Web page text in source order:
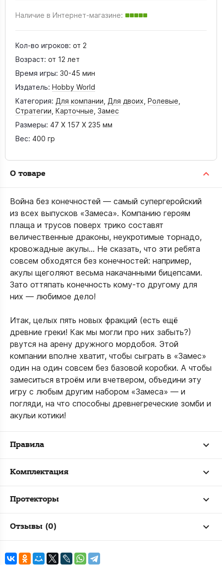
Наличие в Интернет-магазине:
Кол-во игроков: от 2
Возраст: от 12 лет
Время игры: 30-45 мин
Издатель: Hobby World
Категория: Для компании Для двоих Ролевые
Стратегии Карточные Замес
Размеры: 47 X 157 X 235 мм
Вес: 400 гр
О товаре
Война без конечностей — самый супергеройский
из всех выпусков «Замеса». Компанию героям
плаща и трусов поверх трико составят
величественные драконы, неукротимые торнадо,
кровожадные акулы… Не сказать, что эти ребята
совсем обходятся без конечностей: например,
акулы щеголяют весьма накачанными бицепсами.
Зато оттяпать конечность кому-то другому для
них — любимое дело!
Итак, целых пять новых фракций (есть ещё
древние греки! Как мы могли про них забыть?)
рвутся на арену дружного мордобоя. Этой
компании вполне хватит, чтобы сыграть в «Замес»
один на один совсем без базовой коробки. А чтобы
замеситься втроём или вчетвером, объедини эту
игру с любым другим набором «Замеса» — и
погляди, на что способны древнегреческие зомби и
акульи котики!
Правила
Комплектация
Протекторы
Отзывы (0)